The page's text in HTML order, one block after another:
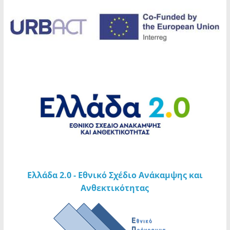
Ανακοίνωση | Αποκαταστάθηκε η λειτουργία
του οδοφωτισμού στις οδούς Λάμπρου
Κατσώνη, Ναυάρχου Βότση, Πλούτωνος,
Αριστοτέλους, καθώς και σε τμήμα της οδού
Δευτέρα 03.08.2026 | Εφαρμογή μέτρου
Ελλάδα 2.0 - Εθνικό Σχέδιο Ανάκαμψης και
Ανθεκτικότητας